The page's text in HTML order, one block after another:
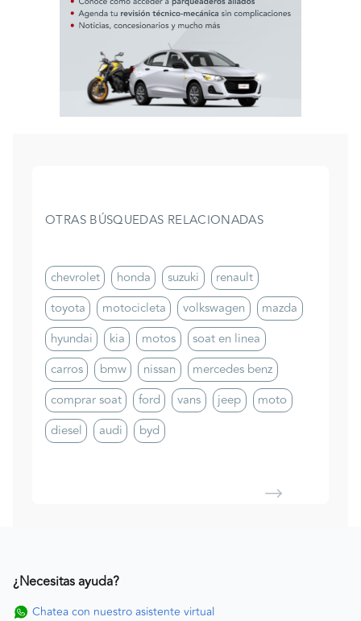
OTRAS BÚSQUEDAS RELACIONADAS
chevrolet honda suzuki
renault
toyota
motocicleta volkswagen
mazda
hyundai
kia motos
soat en linea
carros
bmw nissan
mercedes benz
comprar soat
ford vans jeep
moto
diesel
audi byd
¿Necesitas ayuda?
Chatea con nuestro asistente virtual